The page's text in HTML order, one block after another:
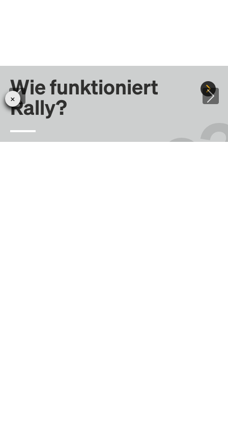
Wie funktioniert
Rally?